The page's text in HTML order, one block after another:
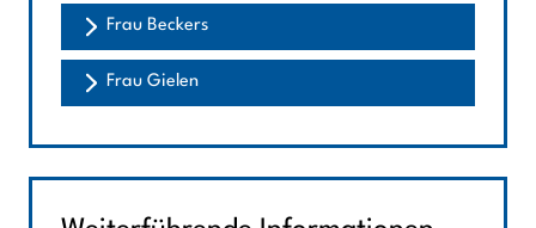
Frau Beckers
Frau Gielen